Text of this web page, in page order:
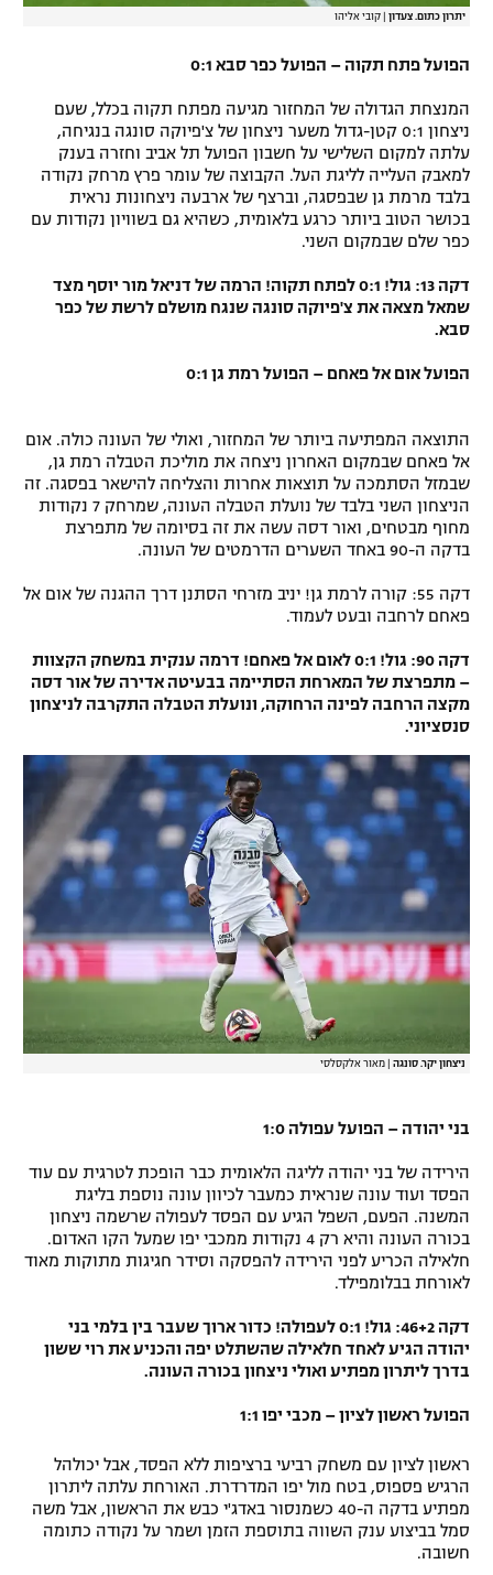
יתרון כתום. צעדון קובי אליהו
הפועל פתח תקוה – הפועל כפר סבא 0:1
המנצחת הגדולה של המחזור מגיעה מפתח תקוה בכלל, שעם
ניצחון 0:1 קטן-גדול משער ניצחון של צ'פיוקה סונגה בנגיחה,
עלתה למקום השלישי על חשבון הפועל תל אביב וחזרה בענק
למאבק העלייה לליגת העל. הקבוצה של עומר פרץ מרחק נקודה
בלבד מרמת גן שבפסגה, וברצף של ארבעה ניצחונות נראית
בכושר הטוב ביותר כרגע בלאומית, כשהיא גם בשוויון נקודות עם
כפר שלם שבמקום השני.
דקה 13: גול! 0:1 לפתח תקוה! הרמה של דניאל מור יוסף מצד
שמאל מצאה את צ'פיוקה סונגה שנגח מושלם לרשת של כפר
סבא.
הפועל אום אל פאחם – הפועל רמת גן 0:1
התוצאה המפתיעה ביותר של המחזור, ואולי של העונה כולה. אום
אל פאחם שבמקום האחרון ניצחה את מוליכת הטבלה רמת גן,
שבמזל הסתמכה על תוצאות אחרות והצליחה להישאר בפסגה. זה
הניצחון השני בלבד של נועלת הטבלה העונה, שמרחק 7 נקודות
מחוף מבטחים, ואור דסה עשה את זה בסיומה של מתפרצת
בדקה ה-90 באחד השערים הדרמטים של העונה.
דקה 55: קורה לרמת גן! יניב מזרחי הסתנן דרך ההגנה של אום אל
פאחם לרחבה ובעט לעמוד.
דקה 90: גול! 0:1 לאום אל פאחם! דרמה ענקית במשחק הקצוות
– מתפרצת של המארחת הסתיימה בבעיטה אדירה של אור דסה
מקצה הרחבה לפינה הרחוקה, ונועלת הטבלה התקרבה לניצחון
סנסציוני.
ניצחון יקר. סונגה מאור אלקסלסי
בני יהודה – הפועל עפולה 1:0
הירידה של בני יהודה לליגה הלאומית כבר הופכת לטרגית עם עוד
הפסד ועוד עונה שנראית כמעבר לכיוון עונה נוספת בליגת
המשנה. הפעם, השפל הגיע עם הפסד לעפולה שרשמה ניצחון
בכורה העונה והיא רק 4 נקודות ממכבי יפו שמעל הקו האדום.
חלאילה הכריע לפני הירידה להפסקה וסידר חגיגות מתוקות מאוד
לאורחת בבלומפילד.
דקה 46+2: גול! 0:1 לעפולה! כדור ארוך שעבר בין בלמי בני
יהודה הגיע לאחד חלאילה שהשתלט יפה והכניע את רוי ששון
בדרך ליתרון מפתיע ואולי ניצחון בכורה העונה.
הפועל ראשון לציון – מכבי יפו 1:1
ראשון לציון עם משחק רביעי ברציפות ללא הפסד, אבל יכולהל
הרגיש פספוס, בטח מול יפו המדרדרת. האורחת עלתה ליתרון
מפתיע בדקה ה-40 כשמנסור באדג'י כבש את הראשון, אבל משה
סמל בביצוע ענק השווה בתוספת הזמן ושמר על נקודה כתומה
חשובה.